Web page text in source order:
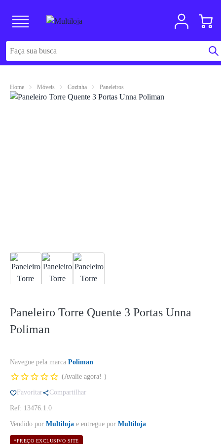
Home Móveis Cozinha Paneleiros
Paneleiro Torre Quente 3 Portas Unna
Poliman
Navegue pela marca Poliman
Avalie agora!
Favoritar Compartilhar
Ref: 13476.1.0
Vendido por Multiloja e entregue por Multiloja
*PREÇO EXCLUSIVO SITE